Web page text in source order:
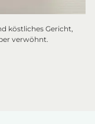
köstliches Gericht,
verwöhnt.